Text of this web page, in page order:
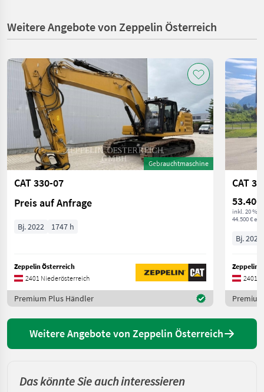
Weitere Angebote von Zeppelin Österreich
Gebrauchtmaschine
CAT 330-07
Preis auf Anfrage
Bj. 2022 1747 h
Zeppelin Österreich
2401 Niederösterreich
Premium Plus Händler
CAT
53.400
inkl. 20 %
44.500 €
Bj. 2022
Zeppelin
2401
Weitere Angebote von Zeppelin Österreich
Das könnte Sie auch interessieren